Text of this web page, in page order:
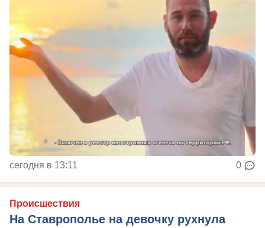
сегодня в 13:11 0
Происшествия
На Ставрополье на девочку рухнула